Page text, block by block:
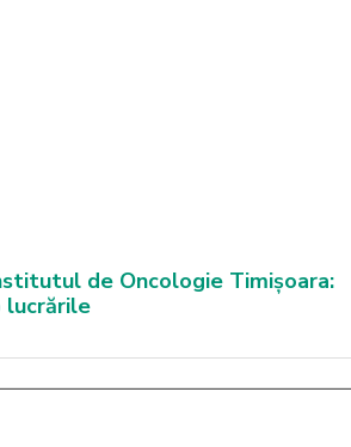
de Oncologie Timișoara:
lucrările